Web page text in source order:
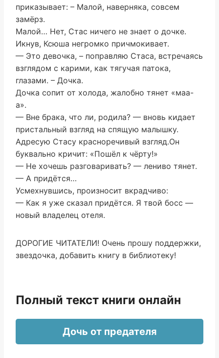
приказывает: – Малой, наверняка, совсем
замёрз.
Малой… Нет, Стас ничего не знает о дочке.
Икнув, Ксюша негромко причмокивает.
— Это девочка, – поправляю Стаса, встречаясь
взглядом с карими, как тягучая патока,
глазами. – Дочка.
Дочка сопит от холода, жалобно тянет «маа-
а».
— Вне брака, что ли, родила? — вновь кидает
пристальный взгляд на спящую малышку.
Адресую Стасу красноречивый взгляд.Он
буквально кричит: «Пошёл к чёрту!»
— Не хочешь разговаривать? — лениво тянет.
— А придётся…
Усмехнувшись, произносит вкрадчиво:
— Как я уже сказал придётся. Я твой босс —
новый владелец отеля.
ДОРОГИЕ ЧИТАТЕЛИ! Очень прошу поддержки,
звездочка, добавить книгу в библиотеку!
Полный текст книги онлайн
Дочь от предателя